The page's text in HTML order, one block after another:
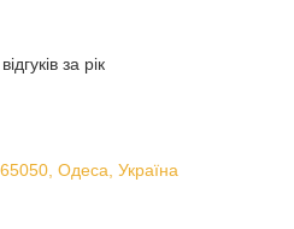
за рік
Одеса, Україна